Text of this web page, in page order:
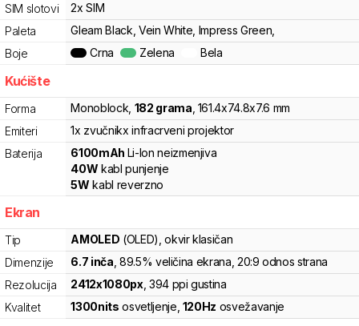
SIM slotovi
2x SIM
Paleta
Gleam Black, Vein White, Impress Green,
Boje
Crna Zelena Bela
Kućište
Forma Monoblock 182 grama 161.4x74.8x7.6 mm
Emiteri
1x zvučnikx infracrveni projektor
Baterija
6100mAh Li-Ion neizmenjiva
40W kabl punjenje
5W kabl reverzno
Ekran
Tip AMOLED (OLED) , okvir klasičan
Dimenzije
6.7 inča , 89.5% veličina ekrana , 20:9 odnos strana
Rezolucija
2412x1080px, 394ppi gustina
Kvalitet
1300nits osvetljenje 120Hz osvežavanje